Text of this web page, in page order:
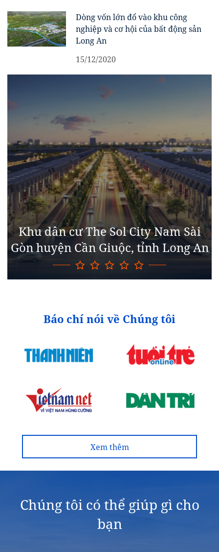
Dòng vốn lớn đổ vào khu công
nghiệp và cơ hội của bất động sản
Long An
15/12/2020
Khu dân cư The Sol City Nam Sài
Gòn huyện Cần Giuộc, tỉnh Long An
Báo chí nói về Chúng tôi
Xem thêm
Chúng tôi có thể giúp gì cho
bạn